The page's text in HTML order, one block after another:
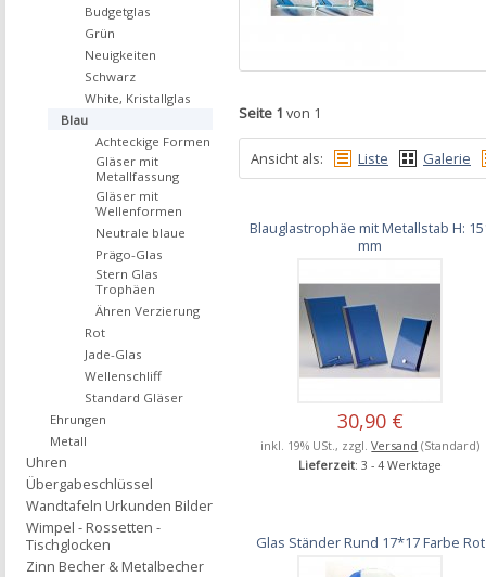
Seite 1 von 1
Ansicht als: Liste Galerie
Blauglastrophäe mit Metallstab H:
mm
30,90 €
inkl. 19% USt., zzgl.Versand (Standard)
Lieferzeit: 3 - 4 Werktage
Glas Ständer Rund 17*17 Farbe Rot
Budgetglas
Grün
Neuigkeiten
Schwarz
White, Kristallglas
Blau
Achteckige Formen
Gläser mit
Metallfassung
Gläser mit
Wellenformen
Neutrale blaue
Prägo-Glas
Stern Glas
Trophäen
Ähren Verzierung
Rot
Jade-Glas
Wellenschliff
Standard Gläser
Ehrungen
Metall
Uhren
Übergabeschlüssel
Wandtafeln Urkunden Bilder
Wimpel - Rossetten -
Tischglocken
Zinn Becher & Metalbecher